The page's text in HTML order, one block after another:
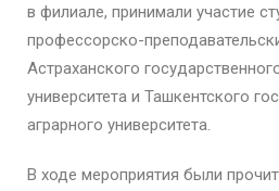
в филиале, принимали участие
профессорско-
Астраханского
университета и Ташкентского
аграрного университета.
В ходе мероприятия были